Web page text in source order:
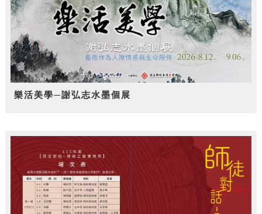
樂活美學─謝弘志水墨個展